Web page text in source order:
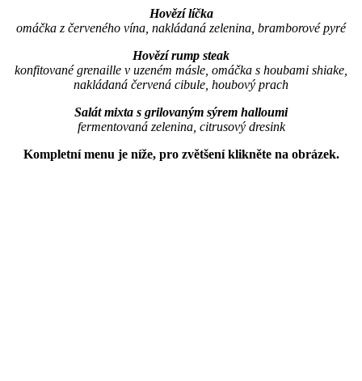
Hovězí líčka
omáčka z červeného vína, nakládaná zelenina, bramborové pyré
Hovězí rump steak
konfitované grenaille v uzeném másle, omáčka s houbami shiake,
nakládaná červená cibule, houbový prach
Salát mixta s grilovaným sýrem halloumi
fermentovaná zelenina, citrusový dresink
Kompletní menu je níže, pro zvětšení klikněte na obrázek.